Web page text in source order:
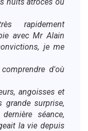
rapidement
avec Mr Alain
je me
d'où
angoisses et
surprise,
séance,
la vie depuis